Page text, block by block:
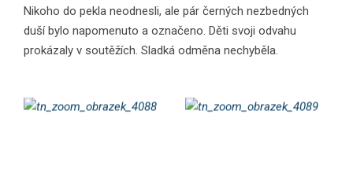
Nikoho do pekla neodnesli, ale pár černých nezbedných
duší bylo napomenuto a označeno. Děti svoji odvahu
prokázaly v soutěžích. Sladká odměna nechyběla.